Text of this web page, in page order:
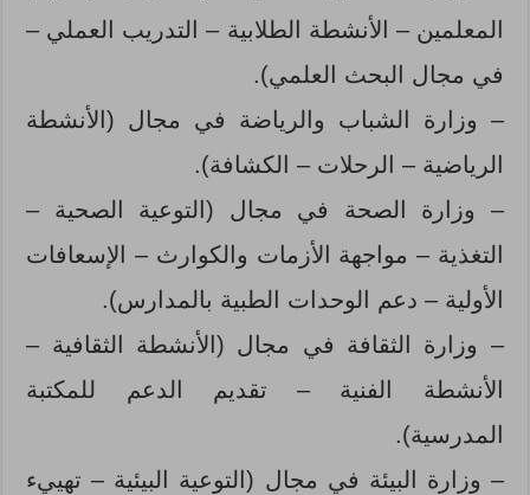
المعلمين – الأنشطة الطلابية – التدريب العملي –
في مجال البحث العلمي).
– وزارة الشباب والرياضة في مجال (الأنشطة
الرياضية – الرحلات – الكشافة).
– وزارة الصحة في مجال (التوعية الصحية –
التغذية – مواجهة الأزمات والكوارث – الإسعافات
الأولية – دعم الوحدات الطبية بالمدارس).
– وزارة الثقافة في مجال (الأنشطة الثقافية –
الأنشطة الفنية – تقديم الدعم للمكتبة
المدرسية).
– وزارة البيئة في مجال (التوعية البيئية – تهييء